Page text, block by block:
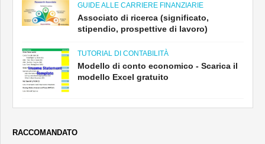
GUIDE ALLE CARRIERE FINANZIARIE
Associato di ricerca (significato,
stipendio, prospettive di lavoro)
TUTORIAL DI CONTABILITÀ
Modello di conto economico - Scarica il
modello Excel gratuito
RACCOMANDATO